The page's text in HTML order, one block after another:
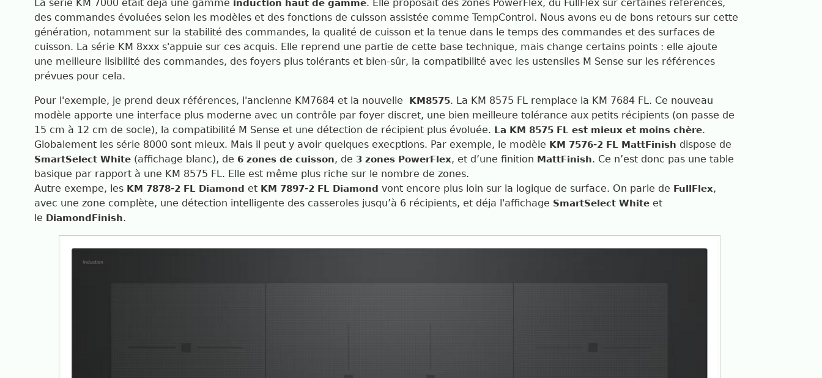
La série KM 7000 était déjà une gamme induction haut de gamme. Elle proposait des zones PowerFlex, du FullFlex sur certaines références,
des commandes évoluées selon les modèles et des fonctions de cuisson assistée comme TempControl. Nous avons eu de bons retours sur cette
génération, notamment sur la stabilité des commandes, la qualité de cuisson et la tenue dans le temps des commandes et des surfaces de
cuisson. La série KM 8xxx s'appuie sur ces acquis. Elle reprend une partie de cette base technique, mais change certains points : elle ajoute
une meilleure lisibilité des commandes, des foyers plus tolérants et bien-sûr, la compatibilité avec les ustensiles M Sense sur les références
prévues pour cela.
Pour l'exemple, je prend deux références, l'ancienne KM7684 et la nouvelle KM8575. La KM 8575 FL remplace la KM 7684 FL. Ce nouveau
modèle apporte une interface plus moderne avec un contrôle par foyer discret, une bien meilleure tolérance aux petits récipients (on passe de
15 cm à 12 cm de socle), la compatibilité M Sense et une détection de récipient plus évoluée. La KM 8575 FL est mieux et moins chère.
Globalement les série 8000 sont mieux. Mais il peut y avoir quelques execptions. Par exemple, le modèle KM 7576-2 FL MattFinish dispose de
SmartSelect White (affichage blanc), de 6 zones de cuisson, de 3 zones PowerFlex, et d’une finition MattFinish. Ce n’est donc pas une table
basique par rapport à une KM 8575 FL. Elle est même plus riche sur le nombre de zones.
Autre exempe, les KM 7878-2 FL Diamond et KM 7897-2 FL Diamond vont encore plus loin sur la logique de surface. On parle de FullFlex,
avec une zone complète, une détection intelligente des casseroles jusqu’à 6 récipients, et déja l'affichage SmartSelect White et
le DiamondFinish.